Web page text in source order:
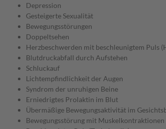
Depression
Gesteigerte Sexualität
Bewegungsstörungen
Doppeltsehen
Herzbeschwerden mit beschleunigtem Puls
Blutdruckabfall durch Aufstehen
Schluckauf
Lichtempfindlichkeit der Augen
Syndrom der unruhigen Beine
Erniedrigtes Prolaktin im Blut
Übermäßige Bewegungsaktivität im
Bewegungsstörung mit Muskelkontraktionen